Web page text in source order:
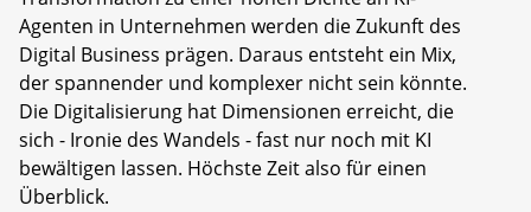
Agenten in Unternehmen werden die Zukunft des
Digital Business prägen. Daraus entsteht ein Mix,
der spannender und komplexer nicht sein könnte.
Die Digitalisierung hat Dimensionen erreicht, die
sich - Ironie des Wandels - fast nur noch mit KI
bewältigen lassen. Höchste Zeit also für einen
Überblick.